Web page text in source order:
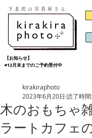
下北沢の写真屋さん
【お知らせ】
◉12月末までのご予約受付中
木のおもちゃ
ラートカフェ
kirakiraphoto
2023年6月20日 読了時